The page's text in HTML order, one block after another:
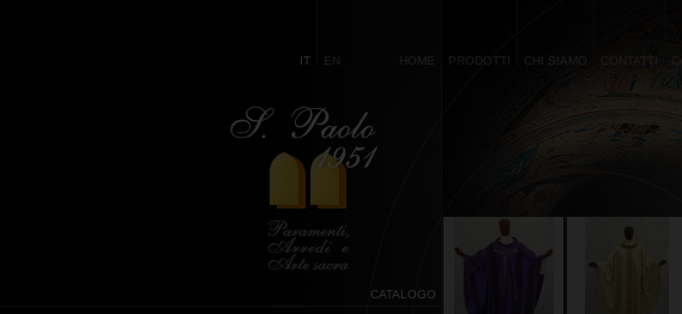
IT EN HOME PRODOTTI CHI SIAMO CONTATTI
CATALOGO